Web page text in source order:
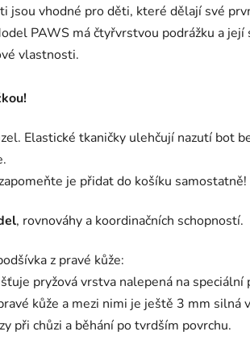
jsou vhodné pro děti, které dělají své
PAWS má čtyřvrstvou podrážku a její
vlastnosti.
Elastické tkaničky ulehčují nazutí bot
je přidat do košíku samostatně!
, rovnováhy a koordinačních schopností.
z pravé kůže:
pryžová vrstva nalepená na speciální
kůže a mezi nimi je ještě 3 mm silná
při chůzi a běhání po tvrdším povrchu.